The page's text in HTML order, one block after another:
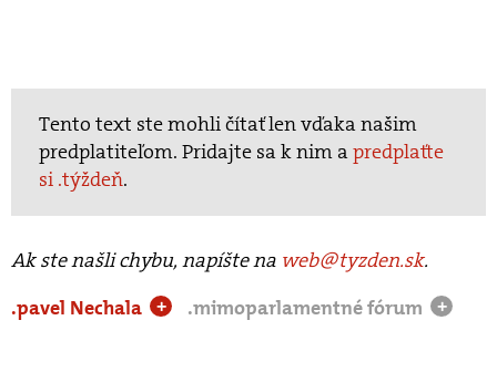
Tento text ste mohli čítať len vďaka našim
predplatiteľom. Pridajte sa k nim apredplaťte
si .týždeň.
Ak ste našli chybu, napíšte na web@tyzden.sk.
.pavel Nechala
+ .mimoparlamentné fórum +